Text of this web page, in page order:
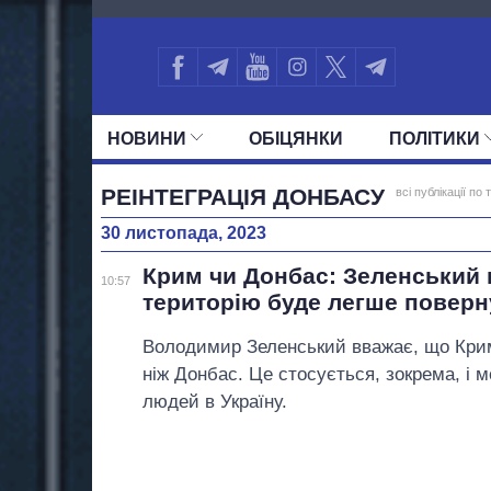
1144
НОВИНИ ОБIЦЯНКИ ПОЛIТИКИ
УСІ ПОЛІТИКИ ПРЕЗИДЕНТ І
РЕІНТЕГРАЦІЯ ДОНБАСУ всі публікації по
30 листопада, 2023
10:57
Крим чи Донбас: Зеленський
територію буде легше
Володимир Зеленський вважає, що
ніж Донбас. Це стосується, зокрема, і
людей в Україну.